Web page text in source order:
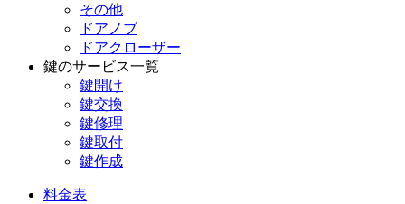
その他
ドアノブ
ドアクローザー
鍵のサービス一覧
鍵開け
鍵交換
鍵修理
鍵取付
鍵作成
料金表